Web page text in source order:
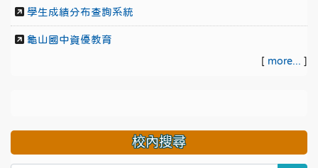
學生成績分布查詢系統
龜山國中資優教育
[ more... ]
校內搜尋